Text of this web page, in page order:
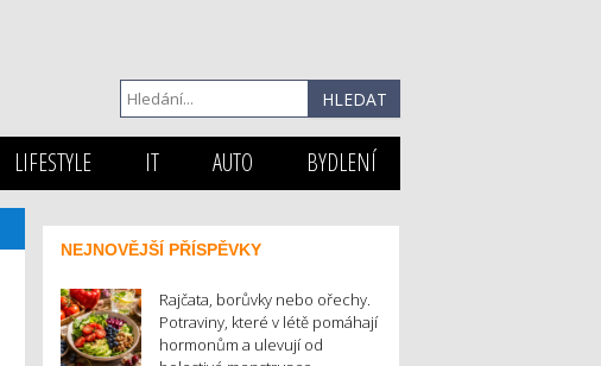
LIFESTYLE IT AUTO BYDLENÍ
NEJNOVĚJŠÍ PŘÍSPĚVKY
Rajčata, borůvky nebo ořechy.
Potraviny, které v létě pomáhají
hormonům a ulevují od